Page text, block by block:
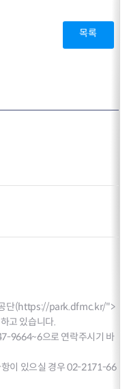
목록
단(https://park.dfmc.kr/">
고 있습니다.
9664~6으로 연락주시기 바
항이 있으실 경우 02-2171-66